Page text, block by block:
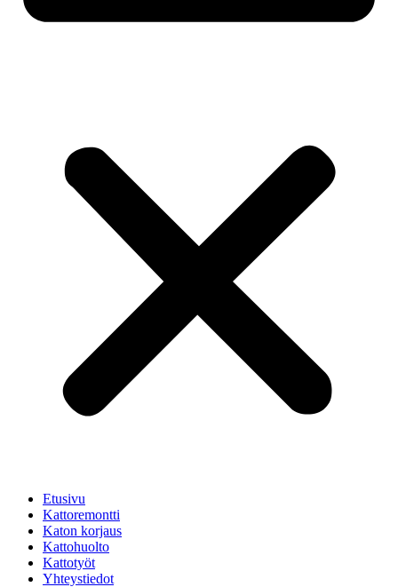
Etusivu
Kattoremontti
Katon korjaus
Kattohuolto
Kattotyöt
Yhteystiedot